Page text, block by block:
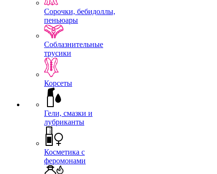
Сорочки, бебидоллы,
пеньюары
Соблазнительные
трусики
Корсеты
Гели, смазки и
лубриканты
Косметика с
феромонами